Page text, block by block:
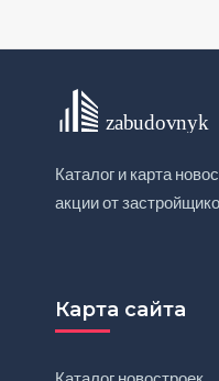
Каталог и карта
акции от
Карта сайта